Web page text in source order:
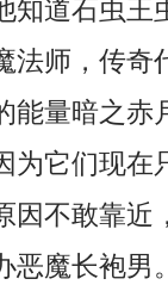
知道石虫王
法师，传奇
能量暗之赤
为它们现在
因不敢靠近
恶魔长袍男